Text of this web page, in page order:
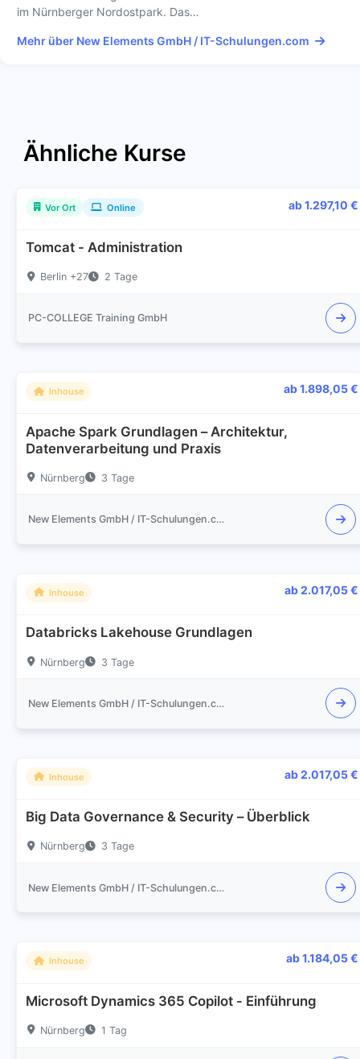
im Nürnberger Nordostpark. Das…
Mehr über New Elements GmbH / IT-Schulungen.com
Ähnliche Kurse
Vor Ort Online ab 1.297,10 €
Tomcat - Administration
Berlin +27 2 Tage
PC-COLLEGE Training GmbH
Inhouse ab 1.898,05 €
Apache Spark Grundlagen – Architektur,
Datenverarbeitung und Praxis
Nürnberg 3 Tage
New Elements GmbH / IT-Schulungen.com
Inhouse ab 2.017,05 €
Databricks Lakehouse Grundlagen
Nürnberg 3 Tage
New Elements GmbH / IT-Schulungen.com
Inhouse ab 2.017,05 €
Big Data Governance & Security – Überblick
Nürnberg 3 Tage
New Elements GmbH / IT-Schulungen.com
Inhouse ab 1.184,05 €
Microsoft Dynamics 365 Copilot - Einführung
Nürnberg 1 Tag